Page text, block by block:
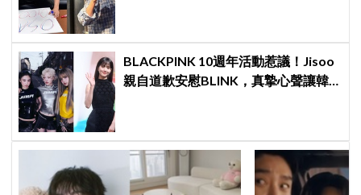
BLACKPINK 10週年活動惹議！Jisoo
親自道歉安慰BLINK，真摯心聲讓韓